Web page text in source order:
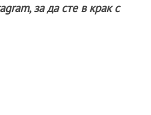
за да сте в крак с